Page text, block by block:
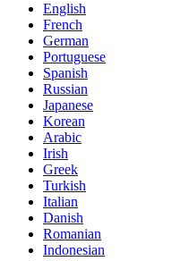
English
French
German
Portuguese
Spanish
Russian
Japanese
Korean
Arabic
Irish
Greek
Turkish
Italian
Danish
Romanian
Indonesian